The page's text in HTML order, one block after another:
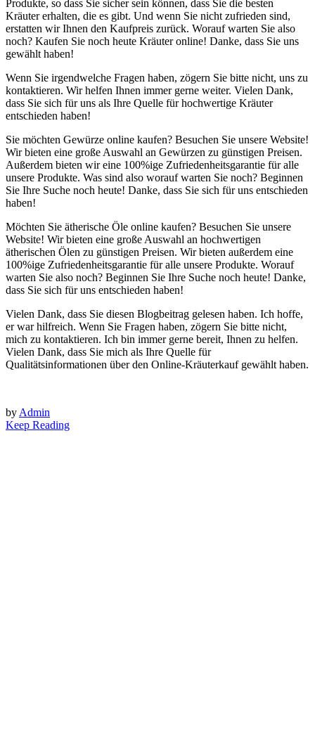
Produkte, so dass Sie sicher sein können, dass Sie die besten
Kräuter erhalten, die es gibt. Und wenn Sie nicht zufrieden sind,
erstatten wir Ihnen den Kaufpreis zurück. Worauf warten Sie also
noch? Kaufen Sie noch heute Kräuter online! Danke, dass Sie uns
gewählt haben!
Wenn Sie irgendwelche Fragen haben, zögern Sie bitte nicht, uns zu
kontaktieren. Wir helfen Ihnen immer gerne weiter. Vielen Dank,
dass Sie sich für uns als Ihre Quelle für hochwertige Kräuter
entschieden haben!
Sie möchten Gewürze online kaufen? Besuchen Sie unsere Website!
Wir bieten eine große Auswahl an Gewürzen zu günstigen Preisen.
Außerdem bieten wir eine 100%ige Zufriedenheitsgarantie für alle
unsere Produkte. Was sind also worauf warten Sie noch? Beginnen
Sie Ihre Suche noch heute! Danke, dass Sie sich für uns entschieden
haben!
Möchten Sie ätherische Öle online kaufen? Besuchen Sie unsere
Website! Wir bieten eine große Auswahl an hochwertigen
ätherischen Ölen zu günstigen Preisen. Wir bieten außerdem eine
100%ige Zufriedenheitsgarantie für alle unsere Produkte. Worauf
warten Sie also noch? Beginnen Sie Ihre Suche noch heute! Danke,
dass Sie sich für uns entschieden haben!
Vielen Dank, dass Sie diesen Blogbeitrag gelesen haben. Ich hoffe,
er war hilfreich. Wenn Sie Fragen haben, zögern Sie bitte nicht,
mich zu kontaktieren. Ich bin immer gerne bereit, Ihnen zu helfen.
Vielen Dank, dass Sie mich als Ihre Quelle für
Qualitätsinformationen über den Online-Kräuterkauf gewählt haben.
by Admin
Keep Reading